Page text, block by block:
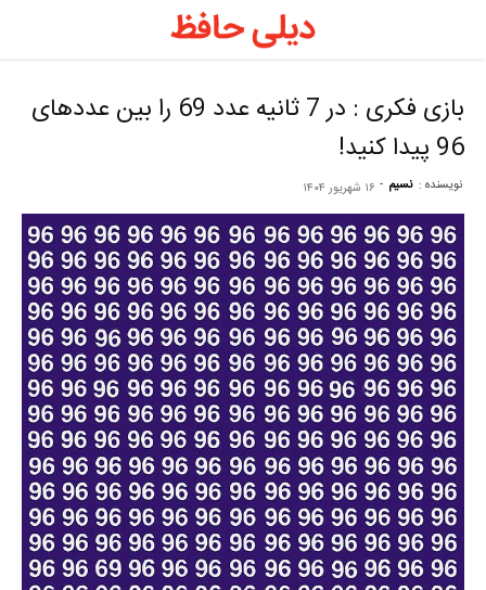
بازی فکری : در 7 ثانیه عدد 69 را بین عددهای
96 پیدا کنید!
نویسنده : نسیم - ۱۶ شهریور ۱۴۰۴